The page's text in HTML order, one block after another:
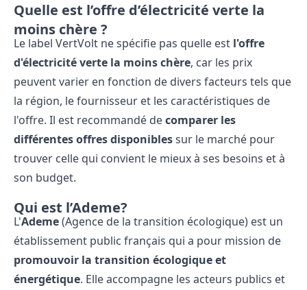
Quelle est l’offre d’électricité verte la
moins chère ?
Le label VertVolt ne spécifie pas quelle est l'offre
d'électricité verte la moins chère, car les prix
peuvent varier en fonction de divers facteurs tels que
la région, le fournisseur et les caractéristiques de
l'offre. Il est recommandé decomparer les
différentes offres disponiblessur le marché pour
trouver celle qui convient le mieux à ses besoins et à
son budget.
Qui est l’Ademe?
L'Ademe(Agence de la transition écologique) est un
établissement public français qui a pour mission de
promouvoir la transition écologique et
énergétique. Elle accompagne les acteurs publics et